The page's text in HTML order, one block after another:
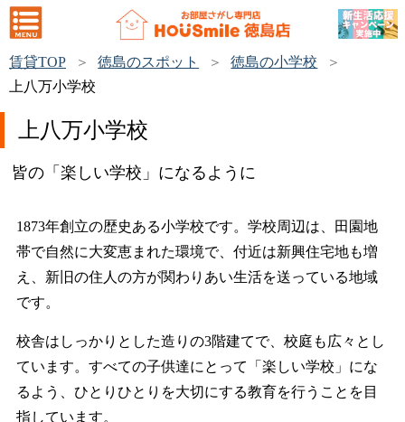
賃貸TOP 徳島のスポット
徳島の小学校
上八万小学校
上八万小学校
皆の「楽しい学校」になるように
1873年創立の歴史ある小学校です。学校周辺は、田園地
帯で自然に大変恵まれた環境で、付近は新興住宅地も増
え、新旧の住人の方が関わりあい生活を送っている地域
です。
校舎はしっかりとした造りの3階建てで、校庭も広々とし
ています。すべての子供達にとって「楽しい学校」にな
るよう、ひとりひとりを大切にする教育を行うことを目
指しています。